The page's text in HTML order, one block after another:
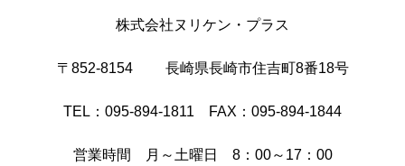
株式会社ヌリケン・プラス
〒852-8154 長崎県長崎市住吉町8番18号
TEL：095-894-1811 FAX：095-894-1844
営業時間 月～土曜日 8：00～17：00